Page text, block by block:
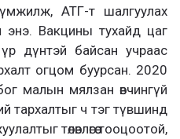
АТГ-т шалгуулах
л энэ. Вакцины тухайд цаг
дүнтэй байсан учраас
огцом буурсан. 2020
малын мялзан өвчингүй
тархалтыг ч тэг түвшинд
төлөвлөгөө тооцоотой,